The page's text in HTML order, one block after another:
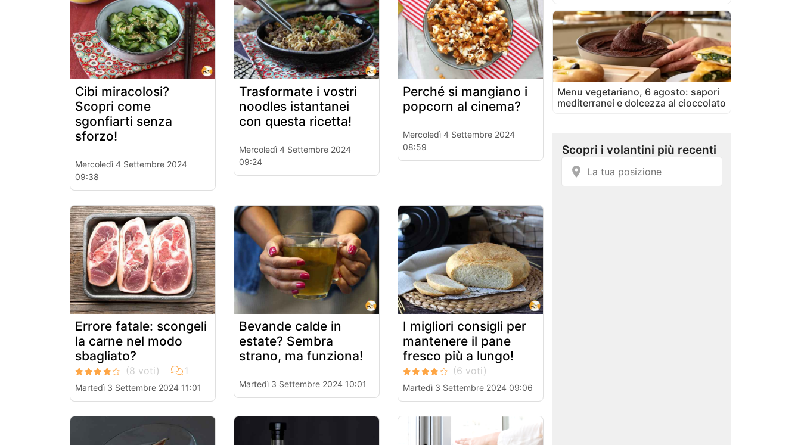
Cibi miracolosi?
Scopri come
sgonfiarti senza
sforzo!
Mercoledì 4 Settembre 2024
09:38
Trasformate i vostri
noodles istantanei
con questa ricetta!
Mercoledì 4 Settembre 2024
09:24
Perché si mangiano i
popcorn al cinema?
Mercoledì 4 Settembre 2024
08:59
Errore fatale: scongeli
la carne nel modo
sbagliato?
Martedì 3 Settembre 2024 11:01
Bevande calde in
estate? Sembra
strano, ma funziona!
Martedì 3 Settembre 2024 10:01
I migliori consigli per
mantenere il pane
fresco più a lungo!
Martedì 3 Settembre 2024 09:06
Menu vegetariano, 6 agosto: sapori
mediterranei e dolcezza al cioccolato